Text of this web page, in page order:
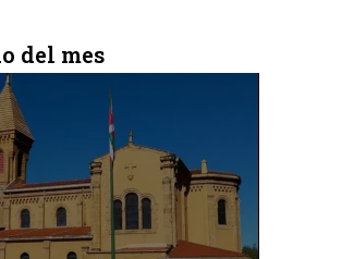
del mes